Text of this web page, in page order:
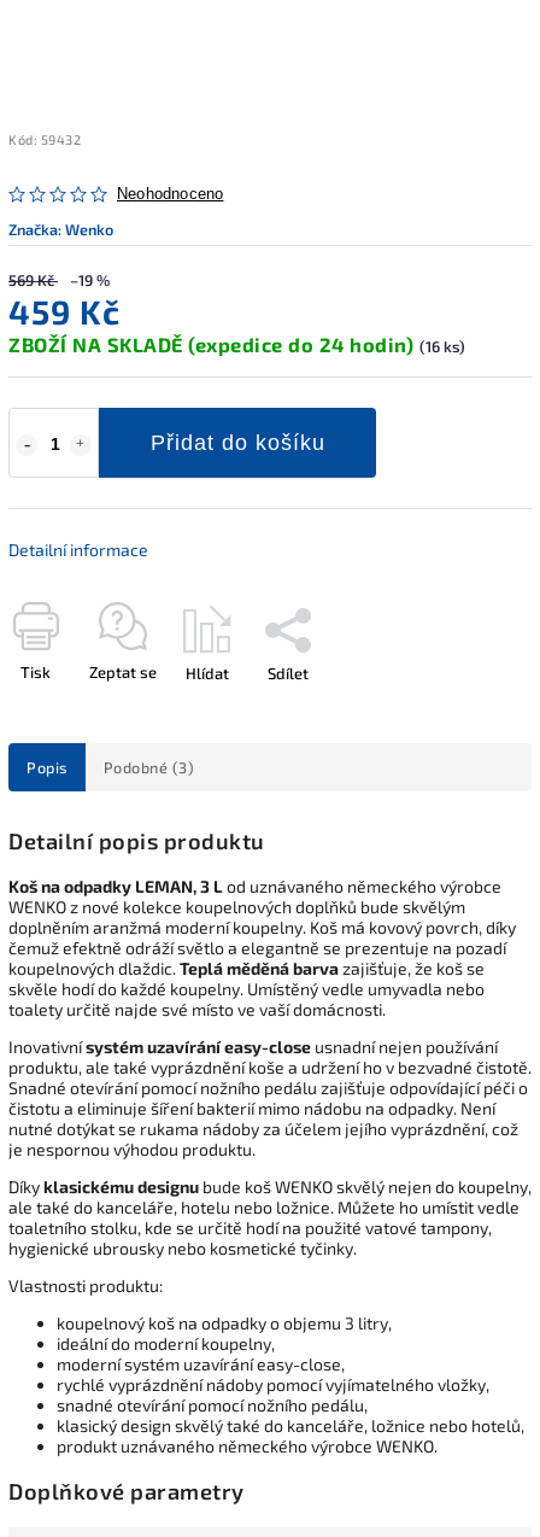
Kód: 59432
Neohodnoceno
Značka:Wenko
569 Kč –19 %
459 Kč
ZBOŽÍ NA SKLADĚ (expedice do 24 hodin) (16 ks)
Přidat do košíku
Detailní informace
Tisk Zeptat se Hlídat Sdílet
Popis Podobné (3)
Detailní popis produktu
Koš na odpadky LEMAN, 3 Lod uznávaného německého výrobce
WENKO z nové kolekce koupelnových doplňků bude skvělým
doplněním aranžmá moderní koupelny. Koš má kovový povrch, díky
čemuž efektně odráží světlo a elegantně se prezentuje na pozadí
koupelnových dlaždic.Teplá měděná barvazajišťuje, že koš se
skvěle hodí do každé koupelny. Umístěný vedle umyvadla nebo
toalety určitě najde své místo ve vaší domácnosti.
Inovativnísystémuzavírání easy-close usnadní nejen používání
produktu, ale také vyprázdnění koše a udržení ho v bezvadné čistotě.
Snadné otevírání pomocí nožního pedálu zajišťuje odpovídající péči o
čistotu a eliminuje šíření bakterií mimo nádobu na odpadky. Není
nutné dotýkat se rukama nádoby za účelem jejího vyprázdnění, což
je nespornou výhodou produktu.
Díkyklasickému designu bude koš WENKO skvělý nejen do koupelny,
ale také do kanceláře, hotelu nebo ložnice. Můžete ho umístit vedle
toaletního stolku, kde se určitě hodí na použité vatové tampony,
hygienické ubrousky nebo kosmetické tyčinky.
Vlastnosti produktu:
koupelnový koš na odpadky o objemu 3 litry,
ideální do moderní koupelny,
moderní systém uzavírání easy-close,
rychlé vyprázdnění nádoby pomocí vyjímatelného vložky,
snadné otevírání pomocí nožního pedálu,
klasický design skvělý také do kanceláře, ložnice nebo hotelů,
produkt uznávaného německého výrobce WENKO.
Doplňkové parametry